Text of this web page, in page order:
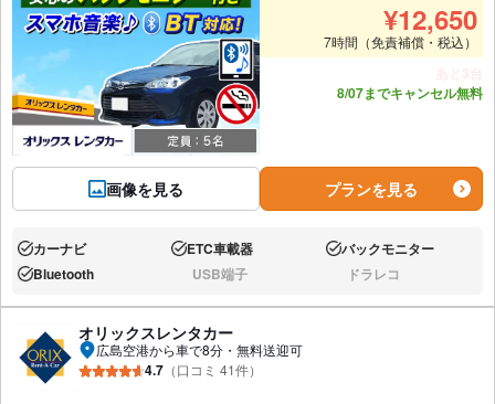
画像を見る
¥12,650
7時間（免責補償・税込）
8/07までキャンセル無料
プランを見る
あり:カーナビ あり:ETC車載器 あり:バックモニター
あり:Bluetooth なし:USB端子 なし:ドラレコ
オリックスレンタカー
広島空港から車で8分・無料送迎可
4.7 （口コミ 41件）